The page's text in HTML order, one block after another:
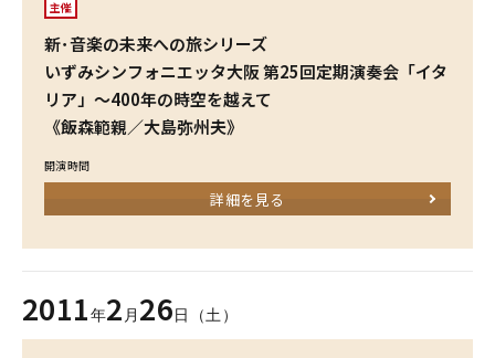
主催
新･音楽の未来への旅シリーズ
いずみシンフォニエッタ大阪 第25回定期演奏会「イタ
リア」～400年の時空を越えて
《飯森範親／大島弥州夫》
開演時間
詳細を見る
2011年2 月 26日（土）